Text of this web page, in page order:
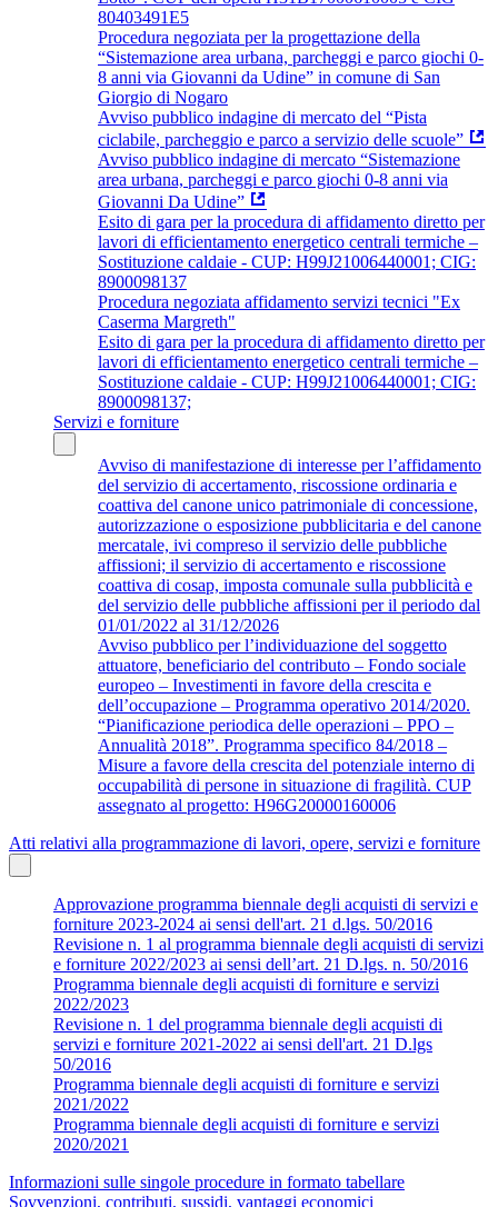
80403491E5
Procedura negoziata per la progettazione della
“Sistemazione area urbana, parcheggi e parco giochi 0-
8 anni via Giovanni da Udine” in comune di San
Giorgio di Nogaro
Avviso pubblico indagine di mercato del “Pista
ciclabile, parcheggio e parco a servizio delle scuole”
Avviso pubblico indagine di mercato “Sistemazione
area urbana, parcheggi e parco giochi 0-8 anni via
Giovanni Da Udine”
Esito di gara per la procedura di affidamento diretto per
lavori di efficientamento energetico centrali termiche –
Sostituzione caldaie - CUP: H99J21006440001; CIG:
8900098137
Procedura negoziata affidamento servizi tecnici "Ex
Caserma Margreth"
Esito di gara per la procedura di affidamento diretto per
lavori di efficientamento energetico centrali termiche –
Sostituzione caldaie - CUP: H99J21006440001; CIG:
8900098137;
Servizi e forniture
Avviso di manifestazione di interesse per l’affidamento
del servizio di accertamento, riscossione ordinaria e
coattiva del canone unico patrimoniale di concessione,
autorizzazione o esposizione pubblicitaria e del canone
mercatale, ivi compreso il servizio delle pubbliche
affissioni; il servizio di accertamento e riscossione
coattiva di cosap, imposta comunale sulla pubblicità e
del servizio delle pubbliche affissioni per il periodo dal
01/01/2022 al 31/12/2026
Avviso pubblico per l’individuazione del soggetto
attuatore, beneficiario del contributo – Fondo sociale
europeo – Investimenti in favore della crescita e
dell’occupazione – Programma operativo 2014/2020.
“Pianificazione periodica delle operazioni – PPO –
Annualità 2018”. Programma specifico 84/2018 –
Misure a favore della crescita del potenziale interno di
occupabilità di persone in situazione di fragilità. CUP
assegnato al progetto: H96G20000160006
Atti relativi alla programmazione di lavori, opere, servizi e forniture
Approvazione programma biennale degli acquisti di servizi e
forniture 2023-2024 ai sensi dell'art. 21 d.lgs. 50/2016
Revisione n. 1 al programma biennale degli acquisti di servizi
e forniture 2022/2023 ai sensi dell’art. 21 D.lgs. n. 50/2016
Programma biennale degli acquisti di forniture e servizi
2022/2023
Revisione n. 1 del programma biennale degli acquisti di
servizi e forniture 2021-2022 ai sensi dell'art. 21 D.lgs
50/2016
Programma biennale degli acquisti di forniture e servizi
2021/2022
Programma biennale degli acquisti di forniture e servizi
2020/2021
Informazioni sulle singole procedure in formato tabellare
Sovvenzioni, contributi, sussidi, vantaggi economici